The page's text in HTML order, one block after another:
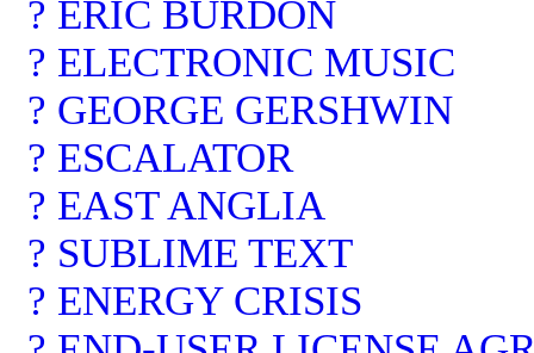
? ERIC BURDON
? ELECTRONIC MUSIC
? GEORGE GERSHWIN
? ESCALATOR
? EAST ANGLIA
? SUBLIME TEXT
? ENERGY CRISIS